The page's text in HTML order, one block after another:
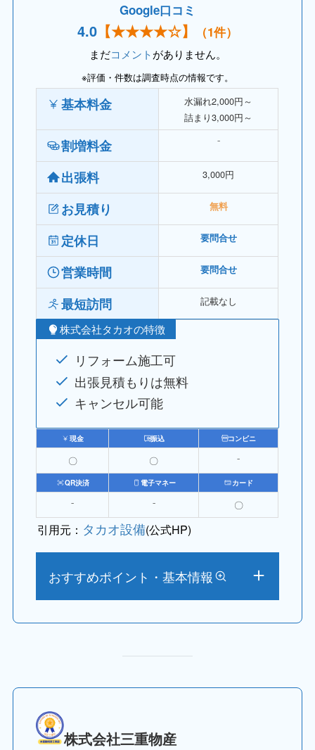
Google口コミ
4.0 【★★★★☆】 （1件）
まだコメントがありません。
※評価・件数は調査時点の情報です。
基本料金
水漏れ2,000円～
詰まり3,000円～
割増料金 ⁻
出張料 3,000円
お見積り 無料
定休日 要問合せ
営業時間 要問合せ
最短訪問 記載なし
株式会社タカオの特徴
リフォーム施工可
出張見積もりは無料
キャンセル可能
現金 振込 コンビニ
〇 〇 ⁻
QR決済 電子マネー カード
⁻ ⁻ 〇
引用元： タカオ設備(公式HP)
おすすめポイント・基本情報
株式会社三重物産